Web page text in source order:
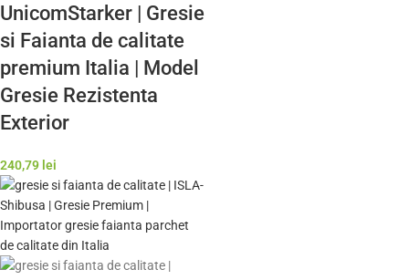
UnicomStarker | Gresie
si Faianta de calitate
premium Italia | Model
Gresie Rezistenta
Exterior
240,79 lei